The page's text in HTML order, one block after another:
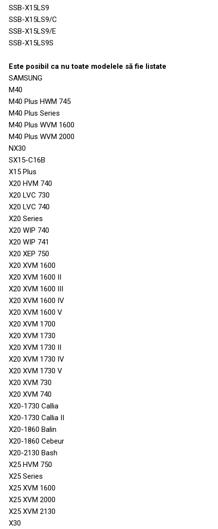
SSB-X15LS9
SSB-X15LS9/C
SSB-X15LS9/E
SSB-X15LS9S
Este posibil ca nu toate modelele să fie listate
SAMSUNG
M40
M40 Plus HWM 745
M40 Plus Series
M40 Plus WVM 1600
M40 Plus WVM 2000
NX30
SX15-C16B
X15 Plus
X20 HVM 740
X20 LVC 730
X20 LVC 740
X20 Series
X20 WIP 740
X20 WIP 741
X20 XEP 750
X20 XVM 1600
X20 XVM 1600 II
X20 XVM 1600 III
X20 XVM 1600 IV
X20 XVM 1600 V
X20 XVM 1700
X20 XVM 1730
X20 XVM 1730 II
X20 XVM 1730 IV
X20 XVM 1730 V
X20 XVM 730
X20 XVM 740
X20-1730 Callia
X20-1730 Callia II
X20-1860 Balin
X20-1860 Cebeur
X20-2130 Bash
X25 HVM 750
X25 Series
X25 XVM 1600
X25 XVM 2000
X25 XVM 2130
X30